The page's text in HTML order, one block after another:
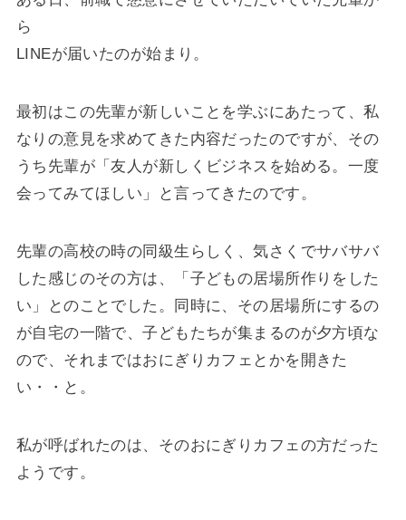
ら
LINEが届いたのが始まり。
最初はこの先輩が新しいことを学ぶにあたって、私
なりの意見を求めてきた内容だったのですが、その
うち先輩が「友人が新しくビジネスを始める。一度
会ってみてほしい」と言ってきたのです。
先輩の高校の時の同級生らしく、気さくでサバサバ
した感じのその方は、「子どもの居場所作りをした
い」とのことでした。同時に、その居場所にするの
が自宅の一階で、子どもたちが集まるのが夕方頃な
ので、それまではおにぎりカフェとかを開きた
い・・と。
私が呼ばれたのは、そのおにぎりカフェの方だった
ようです。